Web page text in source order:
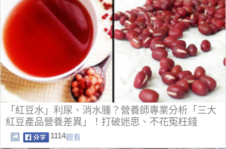
「紅豆水」利尿、消水腫？營養師專業分析「三大
紅豆產品營養差異」！打破迷思、不花冤枉錢
1114觀看